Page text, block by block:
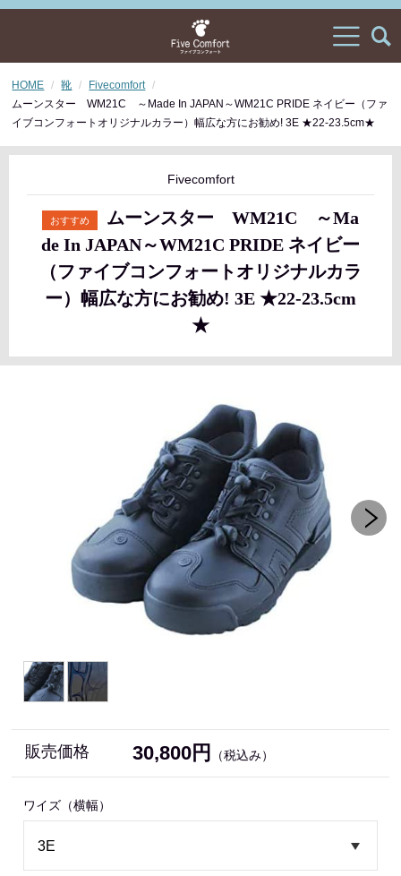
HOME 靴
Fivecomfort
ムーンスター WM21C ～Made In JAPAN～WM21C PRIDE ネイビー（ファ
イブコンフォートオリジナルカラー）幅広な方にお勧め! 3E ★22-23.5cm★
Fivecomfort
ムーンスター WM21C ～Ma
de In JAPAN～WM21C PRIDE ネイビー
（ファイブコンフォートオリジナルカラ
ー）幅広な方にお勧め! 3E ★22-23.5cm
★
販売価格 30,800円 （税込み）
ワイズ（横幅）